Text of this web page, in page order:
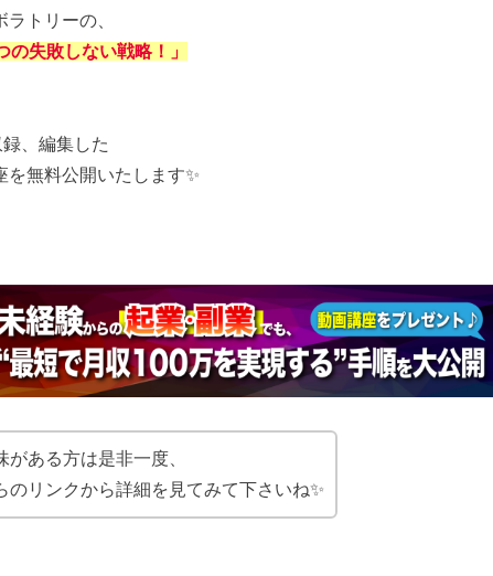
トリーの、
の失敗しない戦略！」
、編集した
無料公開いたします✨
がある方は是非一度、
のリンクから詳細を見てみて下さいね✨